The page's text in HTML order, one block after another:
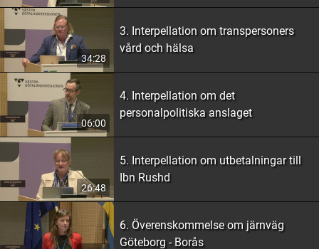
34:28
3. Interpellation om transpersoners
vård och hälsa
06:00
4. Interpellation om det
personalpolitiska anslaget
26:48
5. Interpellation om utbetalningar till
Ibn Rushd
6. Överenskommelse om järnväg
Göteborg - Borås